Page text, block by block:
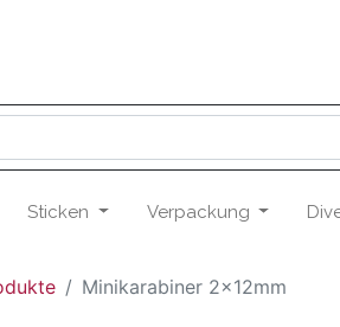
Sticken Verpackung
Minikarabiner 2x12mm